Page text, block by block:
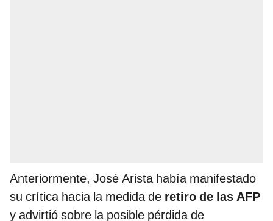
Anteriormente, José Arista había manifestado
su crítica hacia la medida de retiro de las AFP
y advirtió sobre la posible pérdida de